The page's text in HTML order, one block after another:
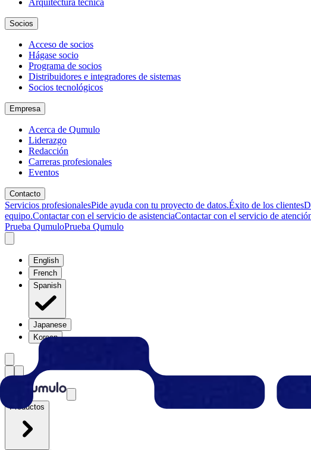
Arquitectura técnica
Socios
Acceso de socios
Hágase socio
Programa de socios
Distribuidores e integradores de sistemas
Socios tecnológicos
Empresa
Acerca de Qumulo
Liderazgo
Redacción
Carreras profesionales
Eventos
Contacto
Servicios profesionalesPide ayuda con tu proyecto de datos.Éxito de los clientes
equipo.Contactar con el servicio de asistenciaContactar con el servicio de
Prueba QumuloPrueba Qumulo
English
French
Spanish
Japanese
Korean
Productos